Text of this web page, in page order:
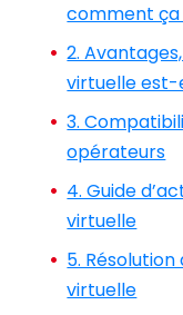
comment
2.
virtuelle est-
3.
opérateurs
4. Guide
virtuelle
5.
virtuelle